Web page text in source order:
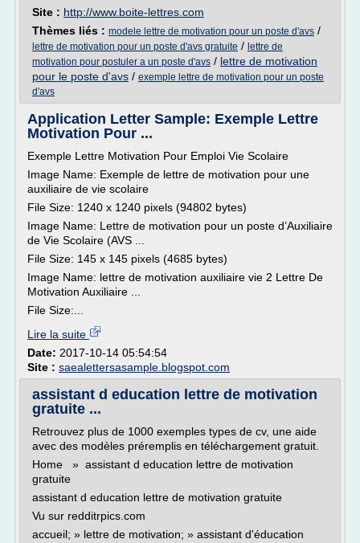
Site : http://www.boite-lettres.com
Thèmes liés : modele lettre de motivation pour un poste d'avs /
lettre de motivation pour un poste d'avs gratuite / lettre de
motivation pour postuler a un poste d'avs / lettre de motivation
pour le poste d'avs / exemple lettre de motivation pour un poste
d'avs
Application Letter Sample: Exemple Lettre
Motivation Pour ...
Exemple Lettre Motivation Pour Emploi Vie Scolaire
Image Name: Exemple de lettre de motivation pour une
auxiliaire de vie scolaire
File Size: 1240 x 1240 pixels (94802 bytes)
Image Name: Lettre de motivation pour un poste d’Auxiliaire
de Vie Scolaire (AVS ...
File Size: 145 x 145 pixels (4685 bytes)
Image Name: lettre de motivation auxiliaire vie 2 Lettre De
Motivation Auxiliaire ...
File Size:...
Lire la suite
Date: 2017-10-14 05:54:54
Site : saealettersasample.blogspot.com
assistant d education lettre de motivation
gratuite ...
Retrouvez plus de 1000 exemples types de cv, une aide
avec des modèles préremplis en téléchargement gratuit.
Home » assistant d education lettre de motivation
gratuite
assistant d education lettre de motivation gratuite
Vu sur redditrpics.com
accueil; » lettre de motivation; » assistant d'éducation